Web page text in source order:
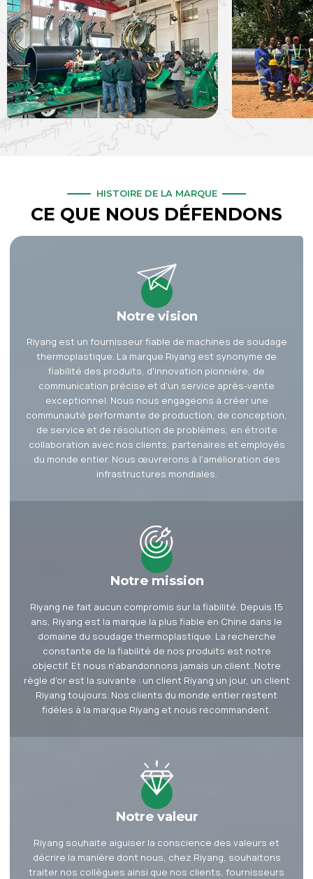
HISTOIRE DE LA MARQUE
CE QUE NOUS DÉFENDONS
Notre vision
Riyang est un fournisseur fiable de machines de soudage
thermoplastique. La marque Riyang est synonyme de
fiabilité des produits, d'innovation pionnière, de
communication précise et d'un service après-vente
exceptionnel. Nous nous engageons à créer une
communauté performante de production, de conception,
de service et de résolution de problèmes, en étroite
collaboration avec nos clients, partenaires et employés
du monde entier. Nous œuvrerons à l'amélioration des
infrastructures mondiales.
Notre mission
Riyang ne fait aucun compromis sur la fiabilité. Depuis 15
ans, Riyang est la marque la plus fiable en Chine dans le
domaine du soudage thermoplastique. La recherche
constante de la fiabilité de nos produits est notre
objectif. Et nous n'abandonnons jamais un client. Notre
règle d'or est la suivante : un client Riyang un jour, un client
Riyang toujours. Nos clients du monde entier restent
fidèles à la marque Riyang et nous recommandent.
Notre valeur
Riyang souhaite aiguiser la conscience des valeurs et
décrire la manière dont nous, chez Riyang, souhaitons
traiter nos collègues ainsi que nos clients, fournisseurs